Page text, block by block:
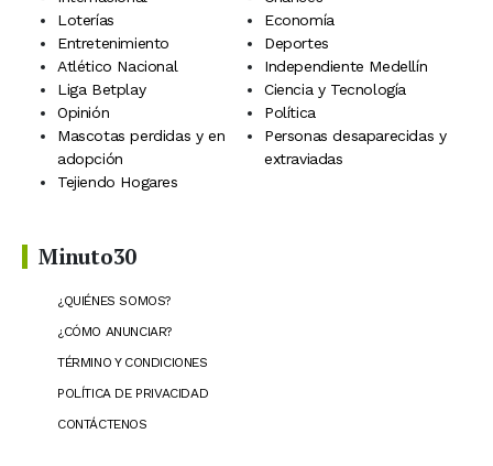
Loterías
Economía
Entretenimiento
Deportes
Atlético Nacional
Independiente Medellín
Liga Betplay
Ciencia y Tecnología
Opinión
Política
Mascotas perdidas y en
adopción
Personas desaparecidas y
extraviadas
Tejiendo Hogares
Minuto30
¿QUIÉNES SOMOS?
¿CÓMO ANUNCIAR?
TÉRMINO Y CONDICIONES
POLÍTICA DE PRIVACIDAD
CONTÁCTENOS